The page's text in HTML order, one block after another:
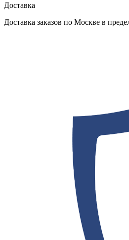
Доставка
Доставка заказов по Москве в